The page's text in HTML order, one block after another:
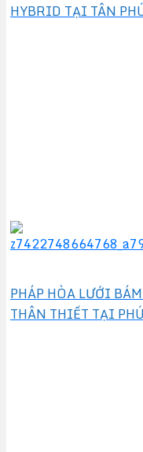
HYBRID TẠI TÂN
PHÁP HÒA LƯỚI
THÂN THIẾT TẠI